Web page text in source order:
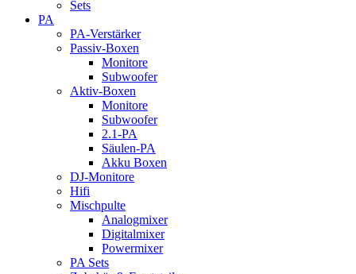
Sets
PA
PA-Verstärker
Passiv-Boxen
Monitore
Subwoofer
Aktiv-Boxen
Monitore
Subwoofer
2.1-PA
Säulen-PA
Akku Boxen
DJ-Monitore
Hifi
Mischpulte
Analogmixer
Digitalmixer
Powermixer
PA Sets